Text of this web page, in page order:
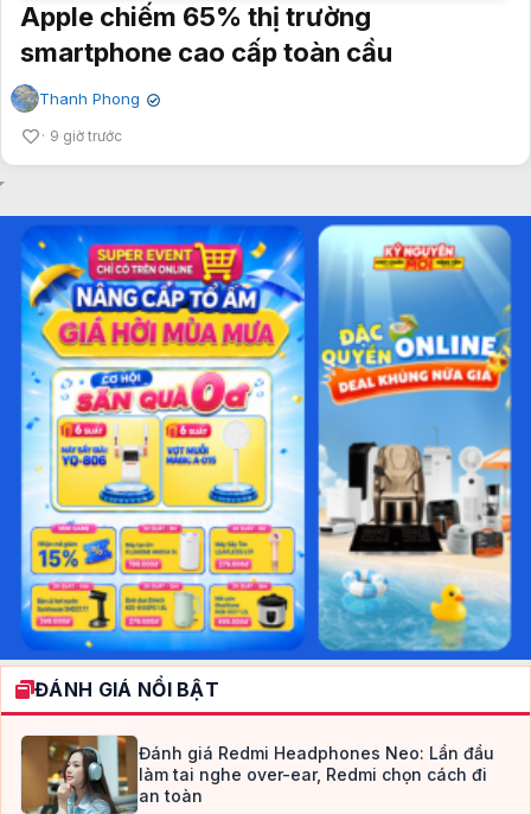
Apple chiếm 65% thị trường
smartphone cao cấp toàn cầu
Thanh Phong ✔
9 giờ trước
ĐÁNH GIÁ NỔI BẬT
Đánh giá Redmi Headphones Neo: Lần đầu
làm tai nghe over-ear, Redmi chọn cách đi
an toàn